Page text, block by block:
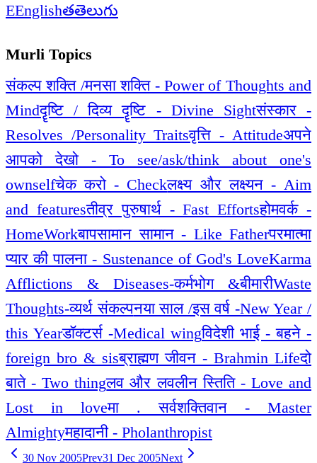
EEnglishతతెలుగు
Murli Topics
संकल्प शक्ति /मनसा शक्ति - Power of Thoughts and
Mindदॄष्टि / दिव्य दॄष्टि - Divine Sightसंस्कार -
Resolves /Personality Traitsवृत्ति - Attitudeअपने
आपको देखो - To see/ask/think about one's
ownselfचेक करो - Checkलक्ष्य और लक्ष्यन - Aim
and featuresतीव्र पुरुषार्थ - Fast Effortsहोमवर्क -
HomeWorkबापसामान सामान - Like Fatherपरमात्मा
प्यार की पालना - Sustenance of God's LoveKarma
Afflictions & Diseases-कर्मभोग &बीमारीWaste
Thoughts-व्यर्थ संकल्पनया साल /इस वर्ष -New Year /
this Yearडॉक्टर्स -Medical wingविदेशी भाई - बहने -
foreign bro & sisब्राह्मण जीवन - Brahmin Lifeदो
बाते - Two thingलव और लवलीन स्तिति - Love and
Lost in loveमा . सर्वशक्तिवान - Master
Almightyमहादानी - Pholanthropist
30 Nov 2005Prev31 Dec 2005Next